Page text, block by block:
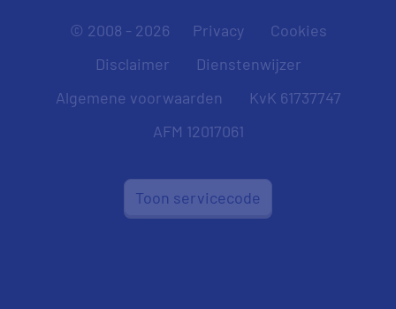
© 2008 - 2026 Privacy
Cookies
Disclaimer
Dienstenwijzer
Algemene voorwaarden
KvK 61737747
AFM 12017061
Toon servicecode